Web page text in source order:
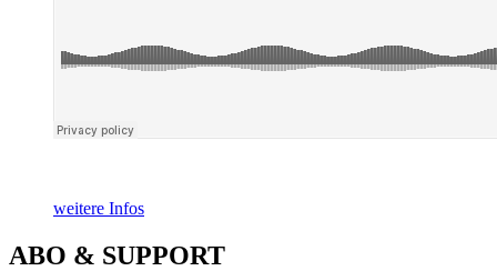
weitere Infos
ABO & SUPPORT